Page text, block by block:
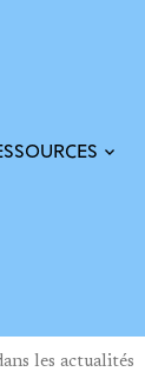
les actualités